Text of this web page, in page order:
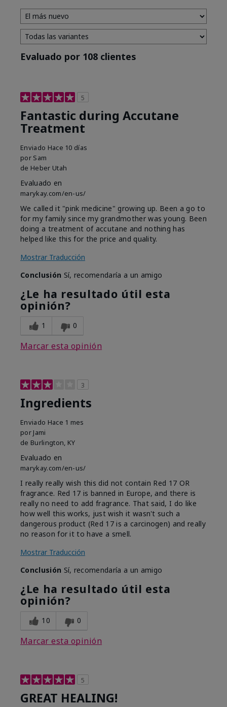
Evaluado por 108 clientes
5
Fantastic during Accutane
Treatment
Enviado Hace 10 días
por Sam
de Heber Utah
Evaluado en
marykay.com/en-us/
We called it "pink medicine" growing up. Been a go to
for my family since my grandmother was young. Been
doing a treatment of accutane and nothing has
helped like this for the price and quality.
Mostrar Traducción
Conclusión Sí, recomendaría a un amigo
¿Le ha resultado útil esta
opinión?
1 0
Marcar esta opinión
3
Ingredients
Enviado Hace 1 mes
por Jami
de Burlington, KY
Evaluado en
marykay.com/en-us/
I really really wish this did not contain Red 17 OR
fragrance. Red 17 is banned in Europe, and there is
really no need to add fragrance. That said, I do like
how well this works, just wish it wasn't such a
dangerous product (Red 17 is a carcinogen) and really
no reason for it to have a smell.
Mostrar Traducción
Conclusión Sí, recomendaría a un amigo
¿Le ha resultado útil esta
opinión?
10 0
Marcar esta opinión
5
GREAT HEALING!